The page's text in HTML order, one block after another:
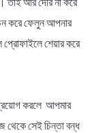
করে ফেলুন আপনার
শেয়ার করে
করলে আপমার
থেকে সেই চিন্তা বন্ধ